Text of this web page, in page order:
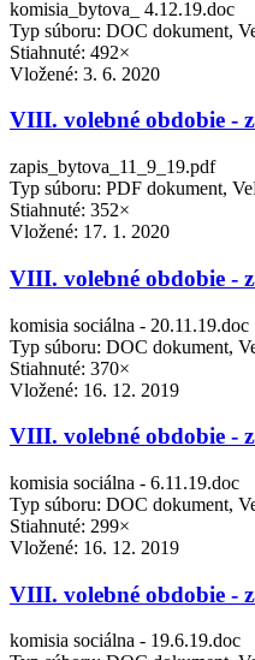
komisia_bytova_ 4.12.19.doc
Typ súboru: DOC dokument,
Stiahnuté: 492×
Vložené: 3. 6. 2020
VIII. volebné obdobie -
zapis_bytova_11_9_19.pdf
Typ súboru: PDF dokument,
Stiahnuté: 352×
Vložené: 17. 1. 2020
VIII. volebné obdobie -
komisia sociálna - 20.11.19.doc
Typ súboru: DOC dokument,
Stiahnuté: 370×
Vložené: 16. 12. 2019
VIII. volebné obdobie -
komisia sociálna - 6.11.19.doc
Typ súboru: DOC dokument,
Stiahnuté: 299×
Vložené: 16. 12. 2019
VIII. volebné obdobie -
komisia sociálna - 19.6.19.doc